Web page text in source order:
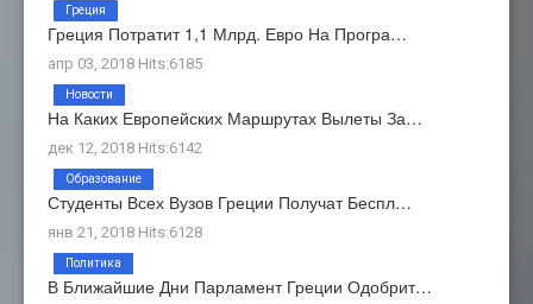
Греция Потратит 1,1 Млрд. Евро На Програ…
апр 03, 2018 Hits:6185
Греция
На Каких Европейских Маршрутах Вылеты За…
дек 12, 2018 Hits:6142
Новости
Студенты Всех Вузов Греции Получат Беспл…
янв 21, 2018 Hits:6128
Образование
В Ближайшие Дни Парламент Греции Одобрит…
Политика